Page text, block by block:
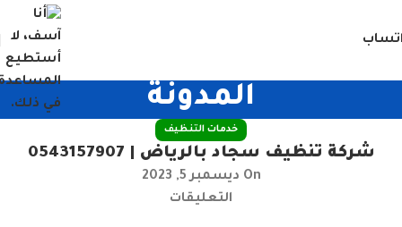
المدونة
خدمات التنظيف
شركة تنظيف سجاد بالرياض | 0543157907
On ديسمبر 5, 2023
التعليقات